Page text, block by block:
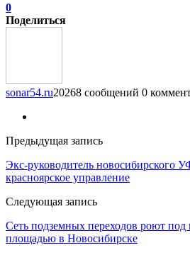
0
Поделиться
sonar54.ru20268 сообщений 0
Предыдущая запись
Экс-руководитель новосибирского
красноярское управление
Следующая запись
Сеть подземных переходов роют под
площадью в Новосибирске